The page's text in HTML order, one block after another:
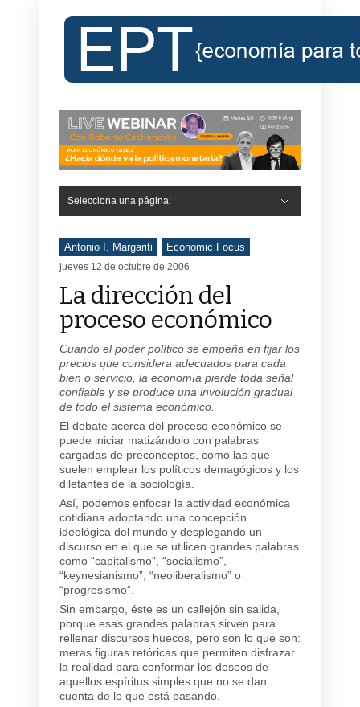
Selecciona una página:
Antonio I. Margariti Economic Focus
jueves 12 de octubre de 2006
La dirección del
proceso económico
Cuando el poder político se empeña en fijar los
precios que considera adecuados para cada
bien o servicio, la economía pierde toda señal
confiable y se produce una involución gradual
de todo el sistema económico.
El debate acerca del proceso económico se
puede iniciar matizándolo con palabras
cargadas de preconceptos, como las que
suelen emplear los políticos demagógicos y los
diletantes de la sociología.
Así, podemos enfocar la actividad económica
cotidiana adoptando una concepción
ideológica del mundo y desplegando un
discurso en el que se utilicen grandes palabras
como “capitalismo”, “socialismo”,
“keynesianismo”, “neoliberalismo” o
“progresismo”.
Sin embargo, éste es un callejón sin salida,
porque esas grandes palabras sirven para
rellenar discursos huecos, pero son lo que son:
meras figuras retóricas que permiten disfrazar
la realidad para conformar los deseos de
aquellos espíritus simples que no se dan
cuenta de lo que está pasando.